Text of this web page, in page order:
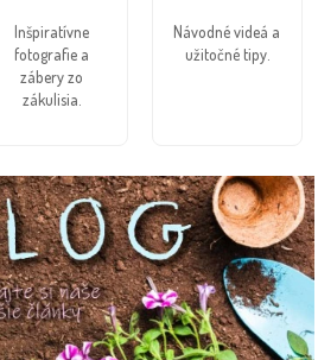
Inšpiratívne
fotografie a
zábery zo
zákulisia.
Návodné videá a
užitočné tipy.